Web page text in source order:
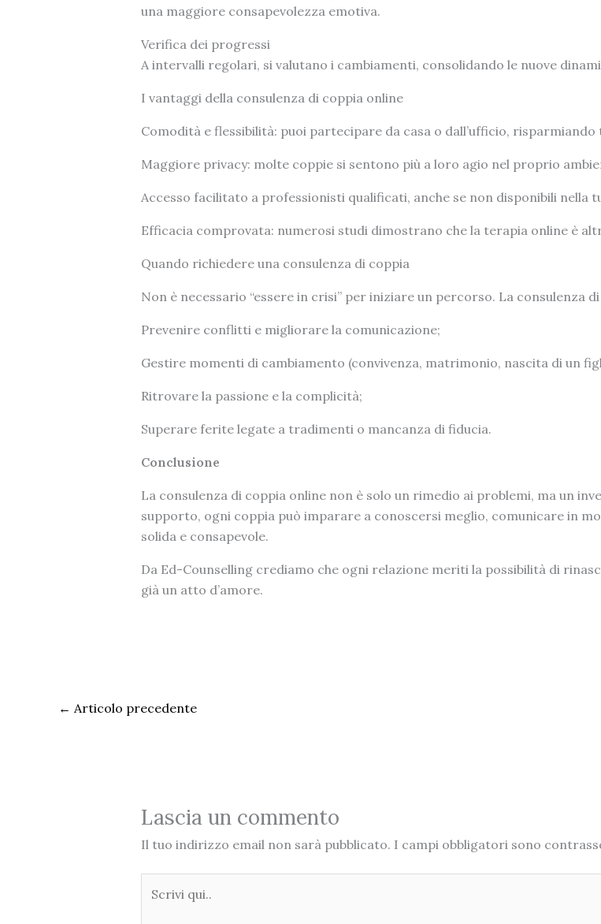
una maggiore consapevolezza emotiva.
Verifica dei progressi
A intervalli regolari, si valutano i cambiamenti, consolidando le nuove
I vantaggi della consulenza di coppia online
Comodità e flessibilità: puoi partecipare da casa o dall’ufficio,
Maggiore privacy: molte coppie si sentono più a loro agio nel proprio
Accesso facilitato a professionisti qualificati, anche se non disponibili nella
Efficacia comprovata: numerosi studi dimostrano che la terapia online è
Quando richiedere una consulenza di coppia
Non è necessario “essere in crisi” per iniziare un percorso. La consulenza
Prevenire conflitti e migliorare la comunicazione;
Gestire momenti di cambiamento (convivenza, matrimonio, nascita di un
Ritrovare la passione e la complicità;
Superare ferite legate a tradimenti o mancanza di fiducia.
Conclusione
La consulenza di coppia online non è solo un rimedio ai problemi, ma un
supporto, ogni coppia può imparare a conoscersi meglio, comunicare in
solida e consapevole.
Da Ed-Counselling crediamo che ogni relazione meriti la possibilità di
già un atto d’amore.
← Articolo precedente
Lascia un commento
Il tuo indirizzo email non sarà pubblicato. I campi obbligatori sono
qui..